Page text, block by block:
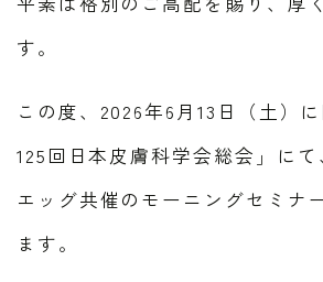
す。
この度、2026年6月13日（土）
125回日本皮膚科学会総会」にて
エッグ共催のモーニングセミナ
ます。